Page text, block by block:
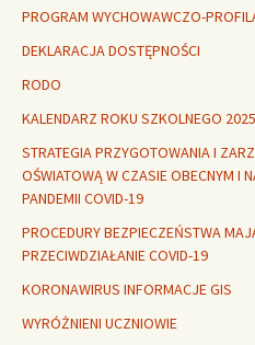
PROGRAM WYCHOWAWCZO-
DEKLARACJA DOSTĘPNOŚCI
RODO
KALENDARZ ROKU SZKOLNEGO
STRATEGIA PRZYGOTOWANIA I
OŚWIATOWĄ W CZASIE OBECNYM I
PANDEMII COVID-19
PROCEDURY BEZPIECZEŃSTWA
PRZECIWDZIAŁANIE COVID-19
KORONAWIRUS INFORMACJE GIS
WYRÓŻNIENI UCZNIOWIE